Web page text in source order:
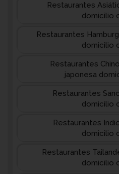
Restaurantes
domicilio
Restaurantes
domicilio
Restaurantes
japonesa
Restaurantes
domicilio
Restaurantes
domicilio
Restaurantes
domicilio